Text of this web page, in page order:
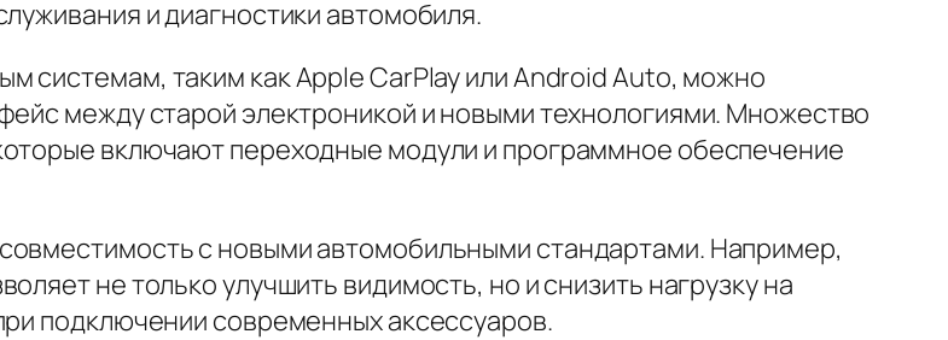
и диагностики автомобиля.
системам, таким как Apple CarPlay или Android Auto, можно
между старой электроникой и новыми технологиями. Множество
включают переходные модули и программное обеспечение
с новыми автомобильными стандартами. Например,
не только улучшить видимость, но и снизить нагрузку на
подключении современных аксессуаров.